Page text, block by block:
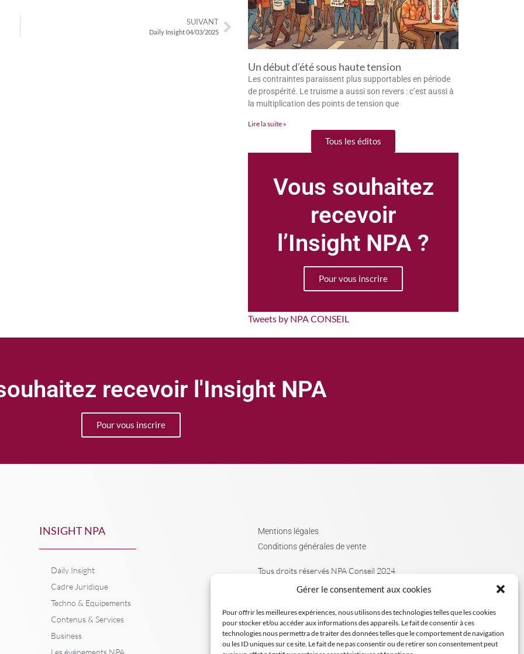
Gérer le consentement aux cookies
Pour offrir les meilleures expériences, nous utilisons des technologies telles que les cookies
pour stocker et/ou accéder aux informations des appareils. Le fait de consentir à ces
technologies nous permettra de traiter des données telles que le comportement de navigation
ou les ID uniques sur ce site. Le fait de ne pas consentir ou de retirer son consentement peut
Un début d’été sous haute tension
Les contraintes paraissent plus supportables en période
de prospérité. Le truisme a aussi son revers : c’est aussi à
la multiplication des points de tension que
Lire la suite »
Tous les éditos
Vous souhaitez
recevoir
l’Insight NPA ?
Pour vous inscrire
Tweets by NPA CONSEIL
SUIVANT
Daily Insight 04/03/2025
recevoir l'Insight NPA
Pour vous inscrire
INSIGHT NPA
Daily Insight
Cadre Juridique
Techno & Equipements
Contenus & Services
Business
Mentions légales
Conditions générales de vente
Tous droits réservés NPA Conseil 2024